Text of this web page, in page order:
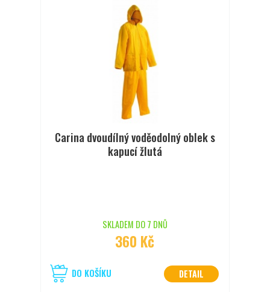
Carina dvoudílný voděodolný oblek s
kapucí žlutá
SKLADEM DO 7 DNŮ
360 Kč
DETAIL
DO KOŠÍKU